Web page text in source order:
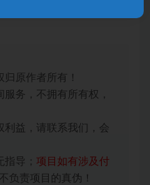
原作者所有！
务，不拥有所有权，
利益，请联系我们，会
导； 项目如有涉及付
负责项目的真伪！